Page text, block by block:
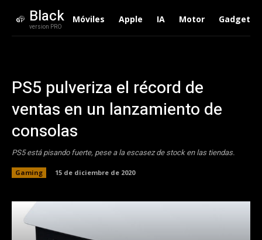
Black
version PRO
Móviles Apple IA Motor Gadgets
PS5 pulveriza el récord de
ventas en un lanzamiento de
consolas
PS5 está pisando fuerte, pese a la escasez de stock en las tiendas.
Gaming 15 de diciembre de 2020